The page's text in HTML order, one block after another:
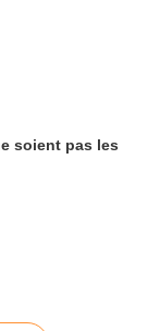
soient pas les